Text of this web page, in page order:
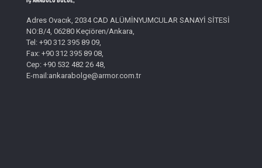
Adres Ovacık, 2034 CAD ALÜMİNYUMCULAR SANAYİ SİTESİ
NO:B/4, 06280 Keçiören/Ankara,
Tel: +90 312 395 89 09,
Fax: +90 312 395 89 08,
Cep: +90 532 482 26 48,
E-mail:ankarabolge@armor.com.tr